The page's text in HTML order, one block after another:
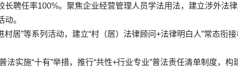
聘任率100%。聚焦企业经营管理人员学法用法，建立涉外法律
。
居”等系列活动，建立“村（居）法律顾问+法律明白人”常态衔
法实施“十有”举措，推行“共性+行业专业”普法责任清单制度，